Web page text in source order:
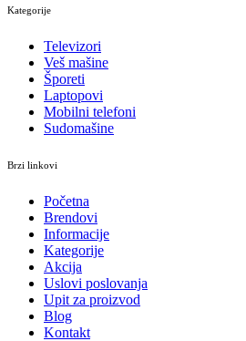
Kategorije
Televizori
Veš mašine
Šporeti
Laptopovi
Mobilni telefoni
Sudomašine
Brzi linkovi
Početna
Brendovi
Informacije
Kategorije
Akcija
Uslovi poslovanja
Upit za proizvod
Blog
Kontakt